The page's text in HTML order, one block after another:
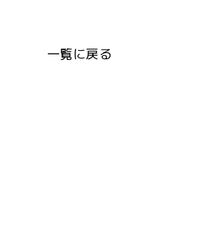
一覧に戻る